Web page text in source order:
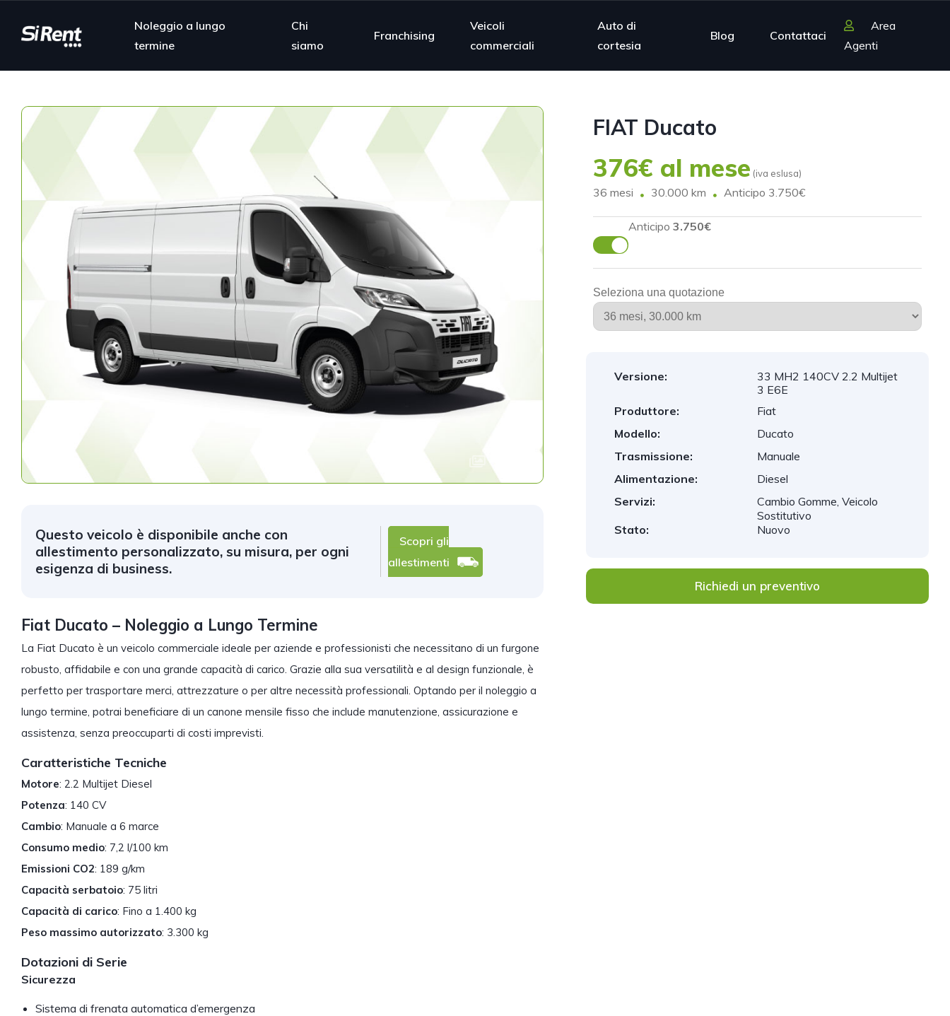
Noleggio a lungo
termine
Chi
siamo
Franchising
Veicoli
commerciali
Auto di
cortesia
Blog Contattaci
Area
Agenti
FIAT Ducato
376€ al mese (iva eslusa)
36 mesi 30.000 km Anticipo 3.750€
Anticipo 3.750€
Seleziona una quotazione
Versione:
33 MH2 140CV 2.2 Multijet
3 E6E
Produttore:
Fiat
Modello:
Ducato
Trasmissione:
Manuale
Alimentazione:
Diesel
Servizi:
Cambio Gomme, Veicolo
Sostitutivo
Stato:
Nuovo
Richiedi un preventivo
Questo veicolo è disponibile anche con
allestimento personalizzato, su misura, per ogni
esigenza di business.
Scopri gli
allestimenti
Fiat Ducato – Noleggio a Lungo Termine
La Fiat Ducato è un veicolo commerciale ideale per aziende e professionisti che necessitano di un furgone
robusto, affidabile e con una grande capacità di carico. Grazie alla sua versatilità e al design funzionale, è
perfetto per trasportare merci, attrezzature o per altre necessità professionali. Optando per il noleggio a
lungo termine, potrai beneficiare di un canone mensile fisso che include manutenzione, assicurazione e
assistenza, senza preoccuparti di costi imprevisti.
Caratteristiche Tecniche
Motore: 2.2 Multijet Diesel
Potenza: 140 CV
Cambio: Manuale a 6 marce
Consumo medio: 7,2 l/100 km
Emissioni CO2: 189 g/km
Capacità serbatoio: 75 litri
Capacità di carico: Fino a 1.400 kg
Peso massimo autorizzato: 3.300 kg
Dotazioni di Serie
Sicurezza
Sistema di frenata automatica d’emergenza